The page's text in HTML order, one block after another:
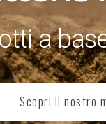
a
Scopri il nostro